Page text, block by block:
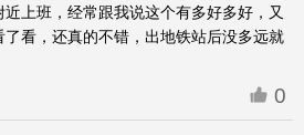
上班，经常跟我说这个有多好多好，又
看，还真的不错，出地铁站后没多远就
0